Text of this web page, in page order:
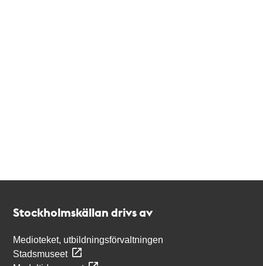
Stockholmskällan drivs av
Medioteket, utbildningsförvaltningen
Stadsmuseet